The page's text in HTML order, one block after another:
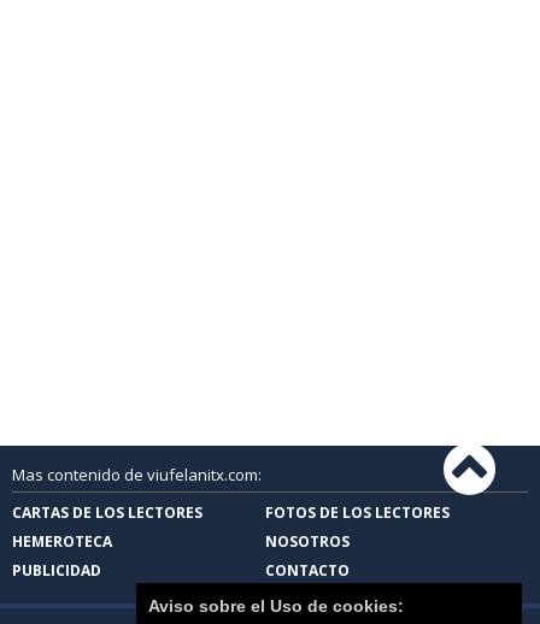
Mas contenido de viufelanitx.com:
CARTAS DE LOS LECTORES
FOTOS DE LOS LECTORES
HEMEROTECA
NOSOTROS
PUBLICIDAD
CONTACTO
Aviso sobre el Uso de cookies: